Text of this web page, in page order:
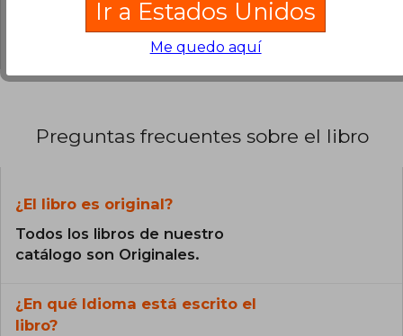
1996, el presidente Bill Clinton le otorgó la
Medalla Nacional de las Artes en
reconocimiento a su contribución a las artes en
Estados Unidos.
0% (0)
Preguntas frecuentes sobre el libro
¿El libro es original?
Todos los libros de nuestro
catálogo son Originales.
¿En qué Idioma está escrito el
libro?
Ir a Estados Unidos
Me quedo aquí